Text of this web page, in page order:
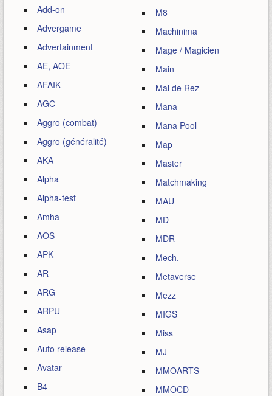
Add-on
Advergame
Advertainment
AE, AOE
AFAIK
AGC
Aggro (combat)
Aggro (généralité)
AKA
Alpha
Alpha-test
Amha
AOS
APK
AR
ARG
ARPU
Asap
Auto release
Avatar
B4
M8
Machinima
Mage / Magicien
Main
Mal de Rez
Mana
Mana Pool
Map
Master
Matchmaking
MAU
MD
MDR
Mech.
Metaverse
Mezz
MIGS
Miss
MJ
MMOARTS
MMOCD